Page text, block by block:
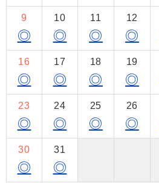
9
◎
10
◎
11
◎
12
◎
16
◎
17
◎
18
◎
19
◎
23
◎
24
◎
25
◎
26
◎
30
◎
31
◎